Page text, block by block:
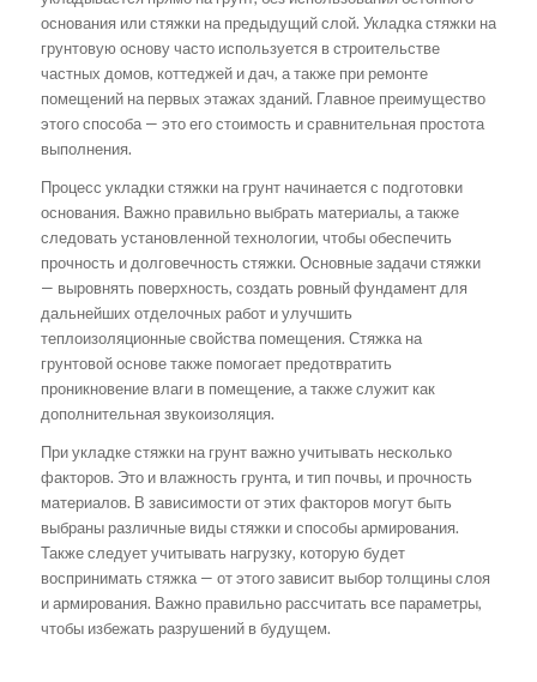
основания или стяжки на предыдущий слой. Укладка стяжки на
грунтовую основу часто используется в строительстве
частных домов, коттеджей и дач, а также при ремонте
помещений на первых этажах зданий. Главное преимущество
этого способа — это его стоимость и сравнительная простота
выполнения.
Процесс укладки стяжки на грунт начинается с подготовки
основания. Важно правильно выбрать материалы, а также
следовать установленной технологии, чтобы обеспечить
прочность и долговечность стяжки. Основные задачи стяжки
— выровнять поверхность, создать ровный фундамент для
дальнейших отделочных работ и улучшить
теплоизоляционные свойства помещения. Стяжка на
грунтовой основе также помогает предотвратить
проникновение влаги в помещение, а также служит как
дополнительная звукоизоляция.
При укладке стяжки на грунт важно учитывать несколько
факторов. Это и влажность грунта, и тип почвы, и прочность
материалов. В зависимости от этих факторов могут быть
выбраны различные виды стяжки и способы армирования.
Также следует учитывать нагрузку, которую будет
воспринимать стяжка — от этого зависит выбор толщины слоя
и армирования. Важно правильно рассчитать все параметры,
чтобы избежать разрушений в будущем.